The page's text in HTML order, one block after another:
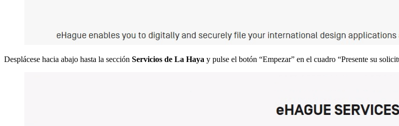
Desplácese hacia abajo hasta la sección Servicios de La Haya y pulse el botón “Empezar” en el cuadro “Presente su